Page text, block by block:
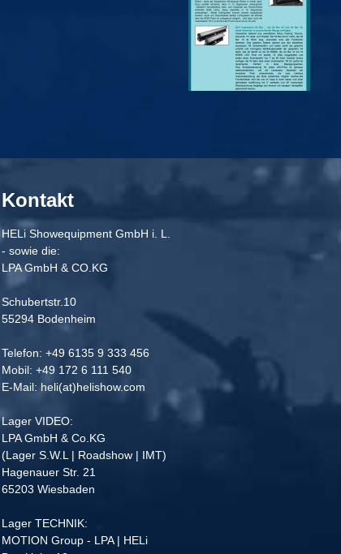
Kontakt
HELi Showequipment GmbH i. L.
- sowie die:
LPA GmbH & CO.KG
Schubertstr.10
55294 Bodenheim
Telefon: +49 6135 9 333 456
Mobil: +49 172 6 111 540
E-Mail: heli(at)helishow.com
Lager VIDEO:
LPA GmbH & Co.KG
(Lager S.W.L | Roadshow | IMT)
Hagenauer Str. 21
65203 Wiesbaden
Lager TECHNIK:
MOTION Group - LPA | HELi